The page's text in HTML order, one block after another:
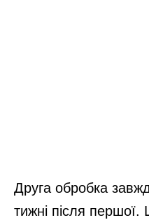
Друга обробка
тижні після першої.